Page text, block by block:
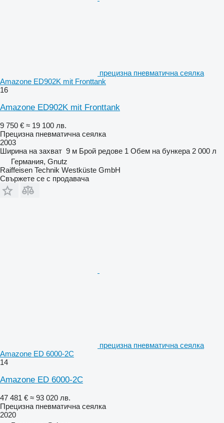
прецизна пневматична сеялка
Amazone ED902K mit Fronttank
16
Amazone ED902K mit Fronttank
9 750 € ≈ 19 100 лв.
Прецизна пневматична сеялка
2003
Ширина на захват 9 м Брой редове 1 Обем на бункера 2 000 л
Германия, Gnutz
Raiffeisen Technik Westküste GmbH
Свържете се с продавача
прецизна пневматична сеялка
Amazone ED 6000-2C
14
Amazone ED 6000-2C
47 481 € ≈ 93 020 лв.
Прецизна пневматична сеялка
2020